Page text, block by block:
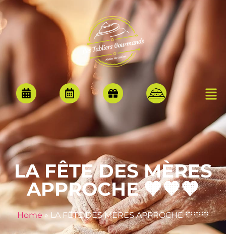
LA FÊTE DES MÈRES
APPROCHE 🧡🧡🧡
Home» LA FÊTE DES MÈRES APPROCHE 🧡🧡🧡